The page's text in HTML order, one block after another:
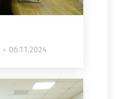
06.11.2024